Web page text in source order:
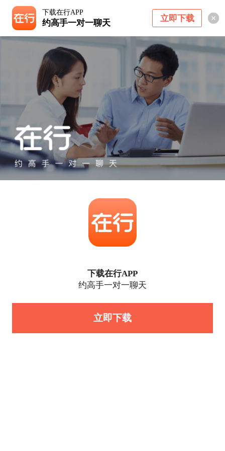
下载在行APP
约高手一对一聊天 立即下载
下载在行APP
约高手一对一聊天
立即下载